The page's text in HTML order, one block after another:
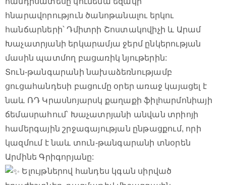
հնարավորություն ծանոթանալու երկու
հանճարների՝ Դմիտրի Շոստակովիչի և Արամ
Խաչատրյանի երկարամյա ջերմ ընկերության
մասին պատմող բացառիկ նյութերին:
Տուն-թանգարանի նախաձեռնությամբ
ցուցահանդեսի բացումը օրեր առաջ կայացել է
նաև ՌԴ Կրասնոյարսկ քաղաքի ֆիլհարմոնիայի
ճեմասրահում՝ Խաչատրյանի անվան տրիոյի
համերգային շրջագայության ընթացքում, որի
կազմում է նաև տուն-թանգարանի տնօրեն
Արմինե Գրիգորյանը:
Ելույթներով հանդես կգան սիրված